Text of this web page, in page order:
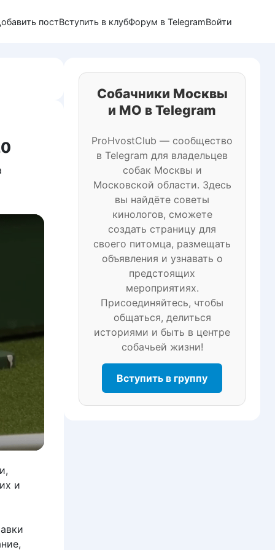
постВступить в клубФорум в TelegramВойти
и
Собачники Москвы
и МО в Telegram
ProHvostClub — сообщество
в Telegram для владельцев
собак Москвы и
Московской области. Здесь
вы найдёте советы
кинологов, сможете
создать страницу для
своего питомца, размещать
объявления и узнавать о
предстоящих
мероприятиях.
Присоединяйтесь, чтобы
общаться, делиться
историями и быть в центре
собачьей жизни!
Вступить в группу